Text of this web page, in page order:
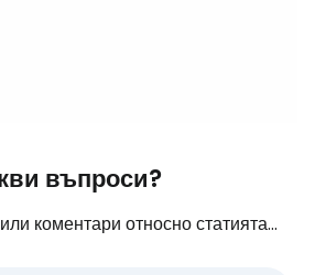
въпроси?
коментари относно статията...